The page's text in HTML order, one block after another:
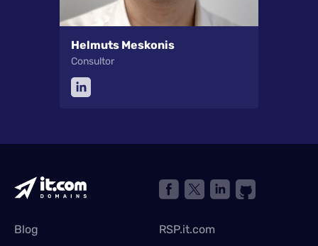
Helmuts Meskonis
Consultor
Blog RSP.it.com